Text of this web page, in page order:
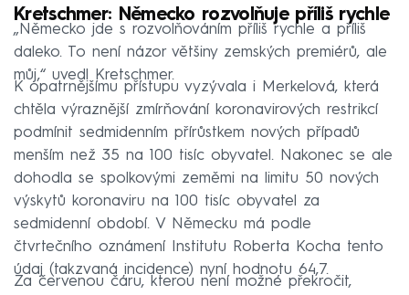
Kretschmer: Německo rozvolňuje příliš rychle
„Německo jde s rozvolňováním příliš rychle a příliš
daleko. To není názor většiny zemských premiérů, ale
můj,“ uvedl Kretschmer.
K opatrnějšímu přístupu vyzývala i Merkelová, která
chtěla výraznější zmírňování koronavirových restrikcí
podmínit sedmidenním přírůstkem nových případů
menším než 35 na 100 tisíc obyvatel. Nakonec se ale
dohodla se spolkovými zeměmi na limitu 50 nových
výskytů koronaviru na 100 tisíc obyvatel za
sedmidenní období. V Německu má podle
čtvrtečního oznámení Institutu Roberta Kocha tento
údaj (takzvaná incidence) nyní hodnotu 64,7.
Za červenou čáru, kterou není možné překročit,